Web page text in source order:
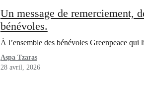
Un message de remerciement,
bénévoles.
À l’ensemble des bénévoles Greenpeace
Aspa Tzaras
28 avril, 2026